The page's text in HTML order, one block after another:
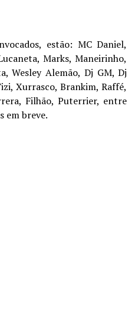
estão: MC Daniel,
Marks, Maneirinho,
Wesley Alemão, Dj GM, Dj
Xurrasco, Brankim, Raffé,
Filhão, Puterrier, entre
em breve.